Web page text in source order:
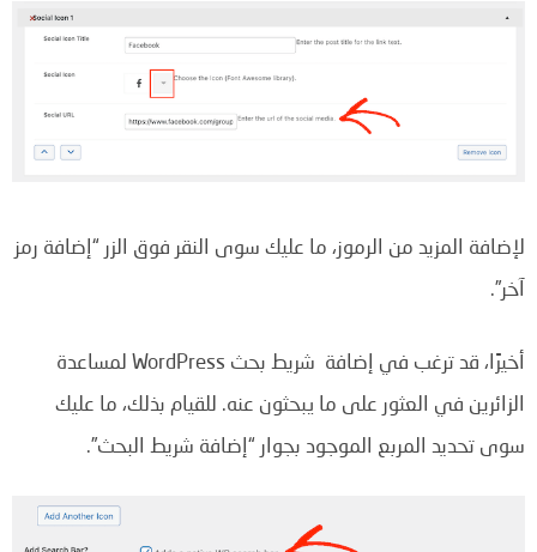
لإضافة المزيد من الرموز، ما عليك سوى النقر فوق الزر “إضافة رمز
آخر”.
أخيرًا، قد ترغب في إضافة شريط بحث WordPress لمساعدة
الزائرين في العثور على ما يبحثون عنه. للقيام بذلك، ما عليك
سوى تحديد المربع الموجود بجوار “إضافة شريط البحث”.